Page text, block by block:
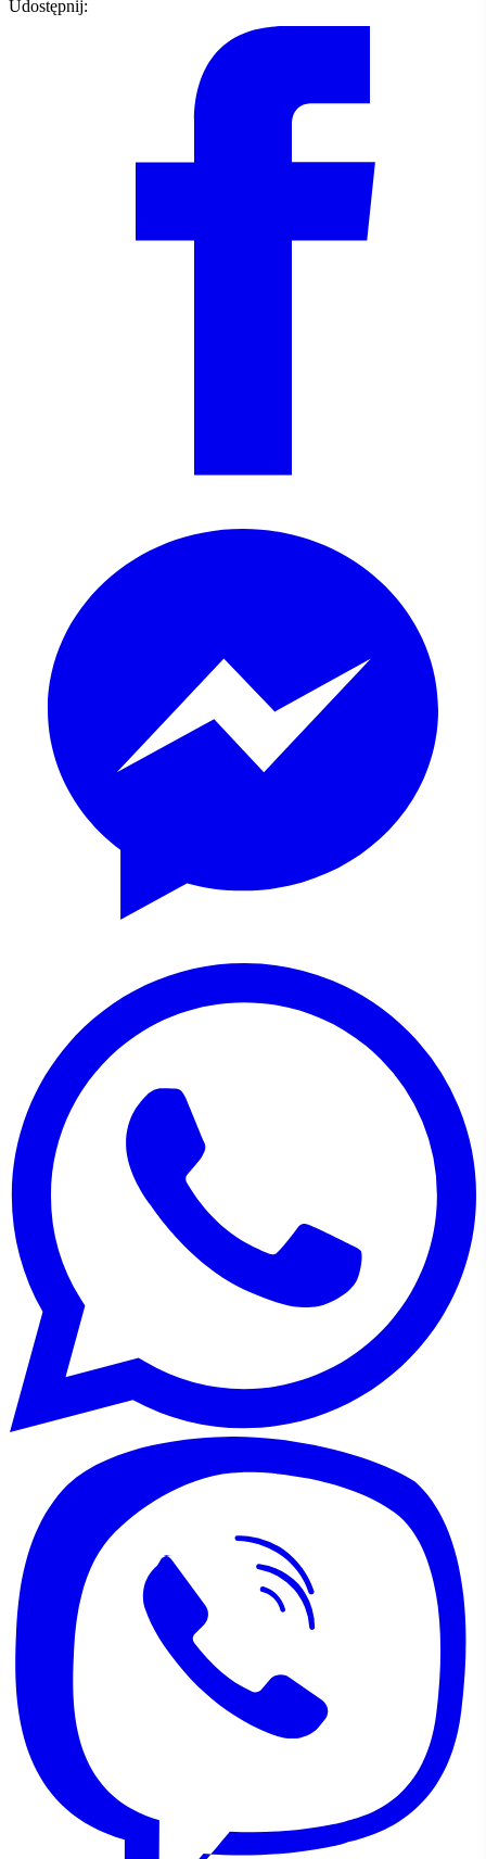
Udostępnij: